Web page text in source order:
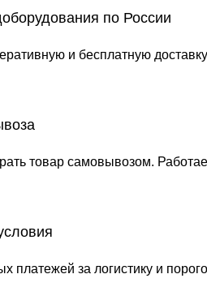
по России
и бесплатную
товар самовывозом.
платежей за логистику и